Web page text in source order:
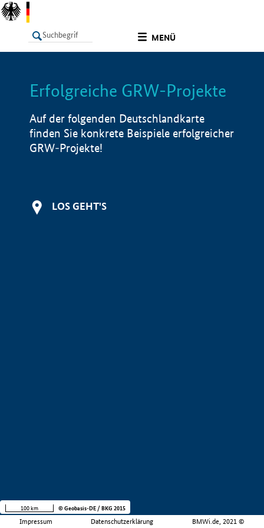
MENÜ
LISTE Info
Erfolgreiche GRW-Projekte
Auf der folgenden Deutschlandkarte
finden Sie konkrete Beispiele erfolgreicher
GRW-Projekte!
LOS GEHT'S
Impressum Datenschutzerklärung BMWi.de, 2021 ©
100 km © Geobasis-DE / BKG 2015